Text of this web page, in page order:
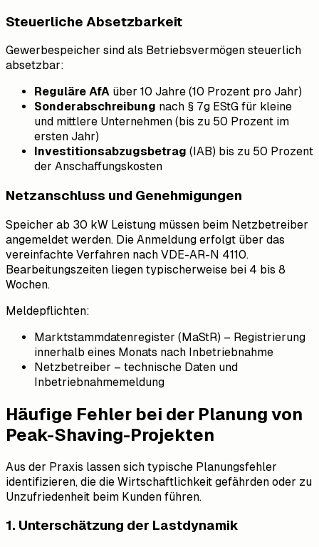
Steuerliche Absetzbarkeit
Gewerbespeicher sind als Betriebsvermögen steuerlich
absetzbar:
Reguläre AfA über 10 Jahre (10 Prozent pro Jahr)
Sonderabschreibung nach § 7g EStG für kleine
und mittlere Unternehmen (bis zu 50 Prozent im
ersten Jahr)
Investitionsabzugsbetrag (IAB) bis zu 50 Prozent
der Anschaffungskosten
Netzanschluss und Genehmigungen
Speicher ab 30 kW Leistung müssen beim Netzbetreiber
angemeldet werden. Die Anmeldung erfolgt über das
vereinfachte Verfahren nach VDE-AR-N 4110.
Bearbeitungszeiten liegen typischerweise bei 4 bis 8
Wochen.
Meldepflichten:
Marktstammdatenregister (MaStR) – Registrierung
innerhalb eines Monats nach Inbetriebnahme
Netzbetreiber – technische Daten und
Inbetriebnahmemeldung
Häufige Fehler bei der Planung von
Peak-Shaving-Projekten
Aus der Praxis lassen sich typische Planungsfehler
identifizieren, die die Wirtschaftlichkeit gefährden oder zu
Unzufriedenheit beim Kunden führen.
1. Unterschätzung der Lastdynamik